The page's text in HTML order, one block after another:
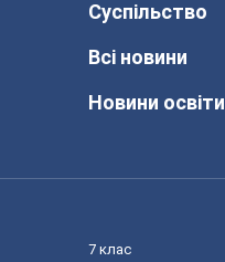
Суспільство
Всі новини
Новини освіти
7 клас